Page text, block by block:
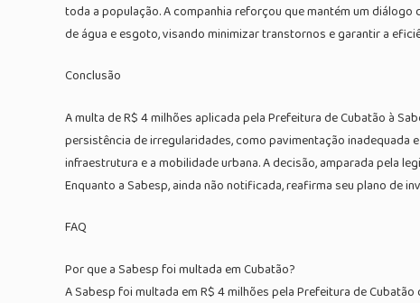
toda a população. A companhia reforçou que mantém um
de água e esgoto, visando minimizar transtornos e garantir a
Conclusão
A multa de R$ 4 milhões aplicada pela Prefeitura de Cubatão à
persistência de irregularidades, como pavimentação inadequada
infraestrutura e a mobilidade urbana. A decisão, amparada pela
Enquanto a Sabesp, ainda não notificada, reafirma seu plano de
FAQ
Por que a Sabesp foi multada em Cubatão?
A Sabesp foi multada em R$ 4 milhões pela Prefeitura de